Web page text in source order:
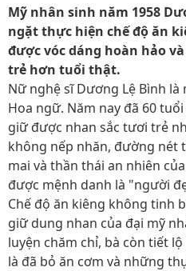
Mỹ nhân sinh năm 1958
ngặt thực hiện chế độ ăn
được vóc dáng hoàn hảo
trẻ hơn tuổi thật.
Nữ nghệ sĩ Dương Lệ Bình
Hoa ngữ. Năm nay đã 60
giữ được nhan sắc tươi trẻ
không nếp nhăn, đường nét
mai và thần thái an nhiên
được mệnh danh là "người
Chế độ ăn kiêng không tinh
giữ dung nhan của đại mỹ
luyện chăm chỉ, bà còn tiết
là đã bỏ ăn cơm và những